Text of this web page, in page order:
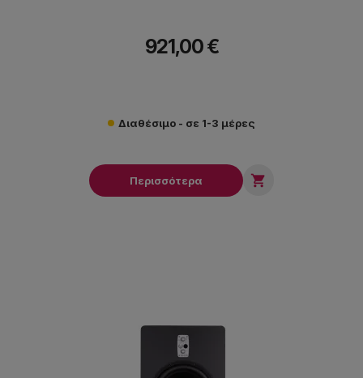
921,00 €
Διαθέσιμο - σε 1-3 μέρες
Περισσότερα 